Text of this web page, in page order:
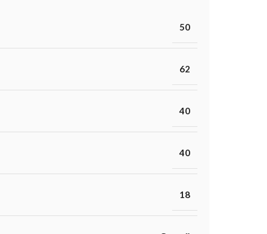
50
62
40
40
18